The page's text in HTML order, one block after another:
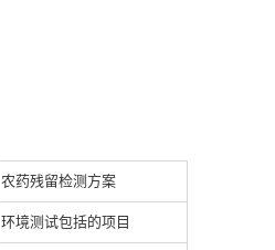
农药残留检测方案
环境测试包括的项目